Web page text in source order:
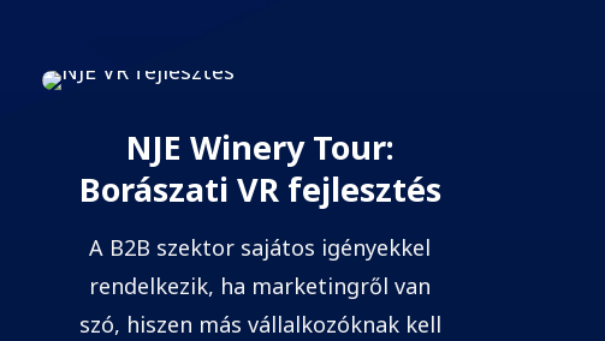
NJE Winery Tour:
Borászati VR fejlesztés
A B2B szektor sajátos igényekkel
rendelkezik, ha marketingről van
szó, hiszen más vállalkozóknak kell